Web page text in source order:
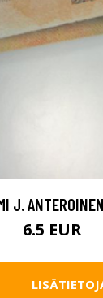
J.
6.5 EUR